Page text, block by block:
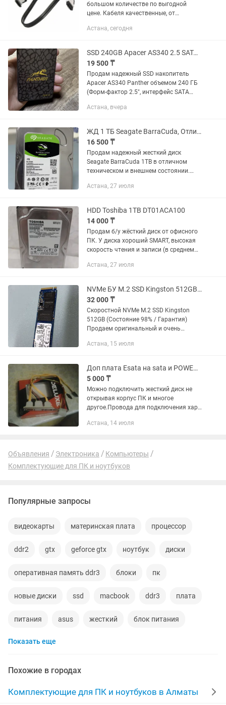
большом количестве по выгодной
цене. Кабеля качественные, от
стоят на ВБ 1200 тенге. Запчасти для
Астана, сегодня
SSD 240GB Apacer AS340 2.5 SATA III Отличное состояние - почти новый
19 500 ₸
Продам надежный SSD накопитель
Apacer AS340 Panther объемом 240 ГБ
(Форм-фактор 2.5", интерфейс SATA
состояние: - Объем: 240 GB - Интерфейс:
Астана, вчера
ЖД 1 ТБ Seagate BarraCuda, Отличное состояние Гарантия
16 500 ₸
Продам надежный жесткий диск
Seagate BarraCuda 1TB в отличном
техническом и внешнем состоянии.
домашних серверов или в качестве
фото...
Астана, 27 июля
HDD Toshiba 1TB DT01ACA100
14 000 ₸
Продам б/у жёсткий диск от офисного
ПК. У диска хороший SMART, высокая
скорость чтения и записи (в среднем
битых или переписанных секторов.
Астана, 27 июля
NVMe БУ M.2 SSD Kingston 512GB Есть гарантия!
32 000 ₸
Скоростной NVMe M.2 SSD Kingston
512GB (Состояние 98% / Гарантия)
Продаем оригинальный и очень
Kingston (модель OM8PCP3512F-AA)
диск...
Астана, 15 июля
Доп плата Esata на sata и POWER питание
5 000 ₸
Можно подключить жесткий диск не
открывая корпус ПК и многое
другое.Провода для подключения хард
Астана, 14 июля
Объявления Электроника
Компьютеры
Комплектующие для ПК и ноутбуков
Популярные запросы
видеокарты материнская плата процессор
ddr2 gtx geforce gtx ноутбук диски
оперативная память ddr3 блоки пк
новые диски ssd macbook ddr3 плата
питания asus жесткий блок питания
переходник
батарея ноутбуки новые macbook pro vga
Показать еще
Похожие в городах
Комплектующие для ПК и ноутбуков в Алматы